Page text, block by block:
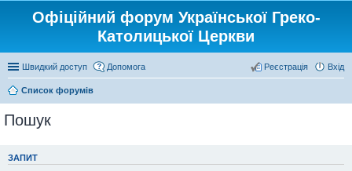
Офіційний форум Української Греко-
Католицької Церкви
Швидкий доступ Допомога Вхід
Реєстрація
Список форумів
Пошук
ЗАПИТ